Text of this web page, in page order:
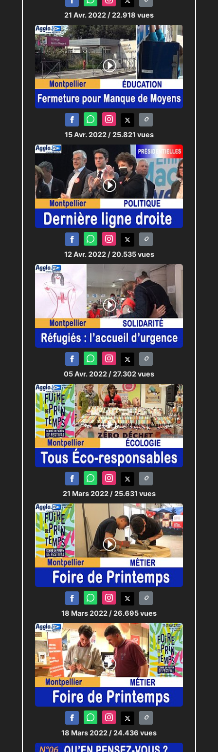
21 Avr. 2022 / 22.918 vues
15 Avr. 2022 / 25.821 vues
12 Avr. 2022 / 20.535 vues
05 Avr. 2022 / 27.302 vues
21 Mars 2022 / 25.631 vues
18 Mars 2022 / 26.695 vues
18 Mars 2022 / 24.436 vues